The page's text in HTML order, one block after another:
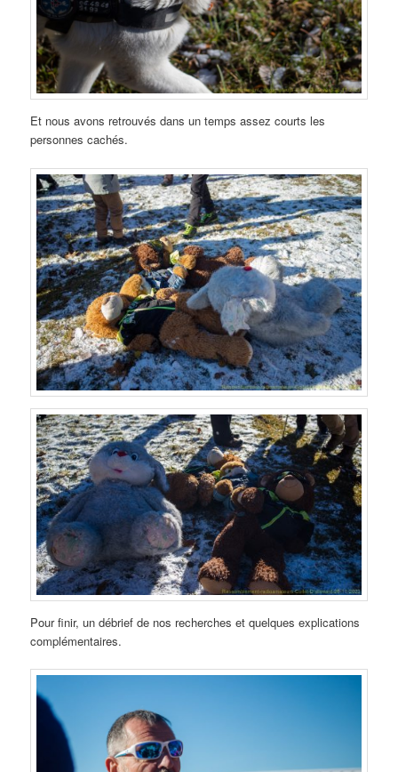
Et nous avons retrouvés dans un temps assez courts les
personnes cachés.
Pour finir, un débrief de nos recherches et quelques explications
complémentaires.